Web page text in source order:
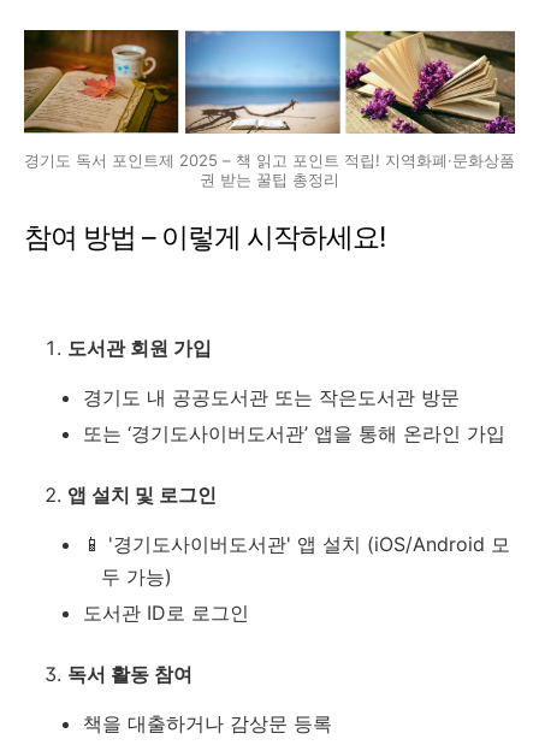
경기도 독서 포인트제 2025 – 책 읽고 포인트 적립! 지역화폐·문화상품
권 받는 꿀팁 총정리
참여 방법 – 이렇게 시작하세요!
도서관 회원 가입
경기도 내 공공도서관 또는 작은도서관 방문
또는 ‘경기도사이버도서관’ 앱을 통해 온라인 가입
앱 설치 및 로그인
📱 '경기도사이버도서관' 앱 설치 (iOS/Android 모
두 가능)
도서관 ID로 로그인
독서 활동 참여
책을 대출하거나 감상문 등록